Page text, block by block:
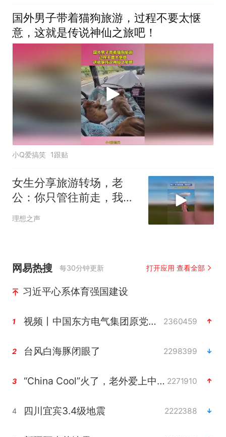
国外男子带着猫狗旅游，过程不要太惬
意，这就是传说神仙之旅吧！
小Q爱搞笑 1跟贴
女生分享旅游转场，老
公：你只管往前走，我来
出片！
理想之声
网易热搜 每30分钟更新 打开应用 查看全部
习近平心系体育强国建设
1 视频丨中国东方电气集团原党组副书记、董事宋致远被查 2360459
2 台风白海豚闭眼了 2298399
3 “China Cool”火了，老外爱上中国避暑游 2271910
4 四川宜宾3.4级地震 2222388